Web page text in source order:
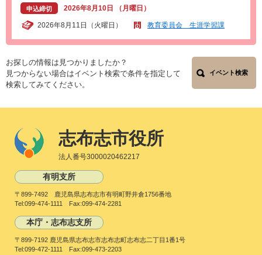
申込締切 2026年8月10日 （月曜日）
2026年8月11日（火曜日） 教育委員会 生涯学習課
お探しの情報は見つかりましたか？
見つからない場合はイベント検索で条件を指定して
検索してみてください。
イベント検索
志布志市役所
法人番号3000020462217
有明支所
〒899-7492 鹿児島県志布志市有明町野井倉1756番地
Tel:099-474-1111 Fax:099-474-2281
本庁・志布志支所
〒899-7192 鹿児島県志布志市志布志町志布志二丁目1番1号
Tel:099-472-1111 Fax:099-473-2203